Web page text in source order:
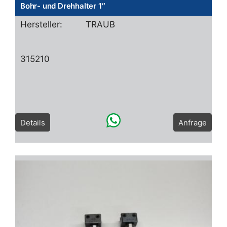
Bohr- und Drehhalter 1″
Hersteller: TRAUB
315210
Details Anfrage